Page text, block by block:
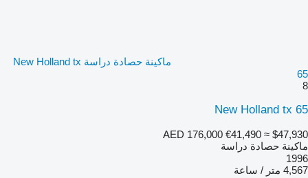
ماكينة حصادة دراسة New Holland tx
65
8
New Holland tx 65
AED 176,000 €41,490 ≈ $47,930
ماكينة حصادة دراسة
1996
4,567 متر / ساعة